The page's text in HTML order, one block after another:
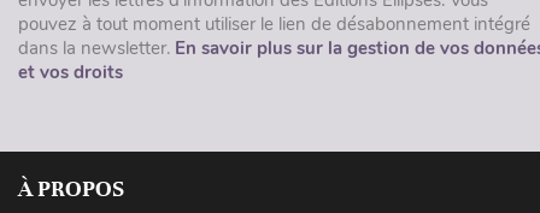
pouvez à tout moment utiliser le lien de désabonnement intégré
dans la newsletter. En savoir plus sur la gestion de vos
et vos droits
À PROPOS